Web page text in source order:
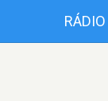
RÁDIO